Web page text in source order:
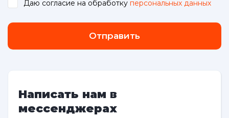
Даю согласие на обработку персональных данных
Отправить
Написать нам в
мессенджерах